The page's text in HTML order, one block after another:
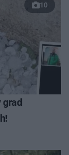
10
grad